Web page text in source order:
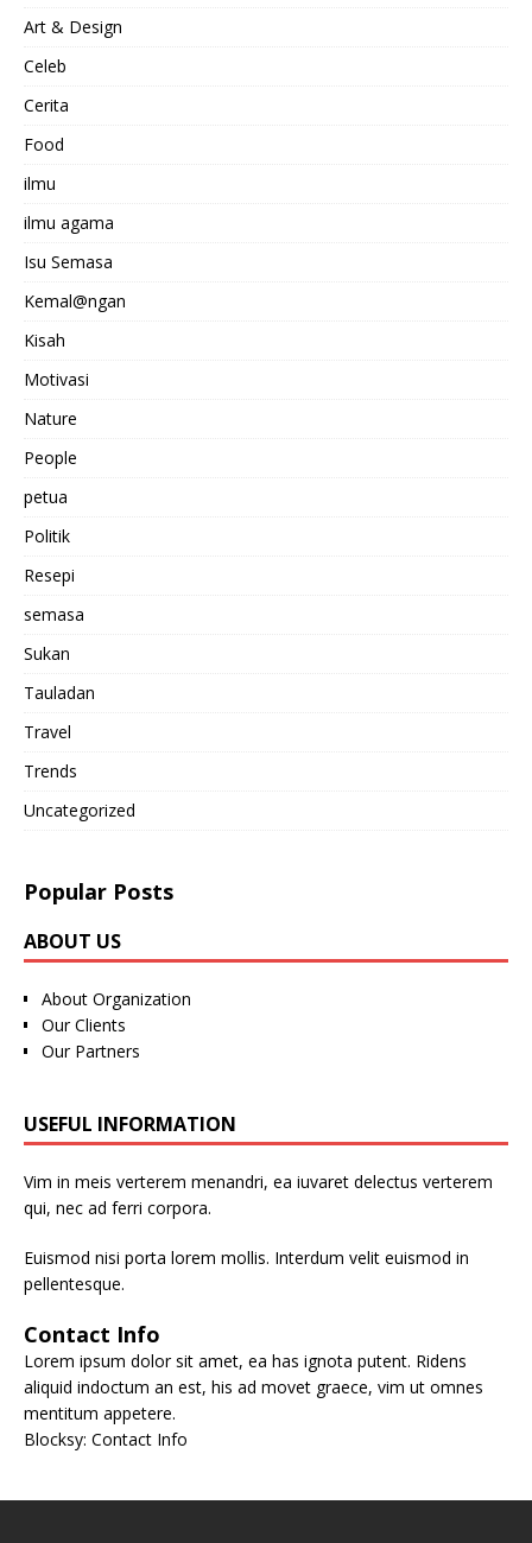
Art & Design
Celeb
Cerita
Food
ilmu
ilmu agama
Isu Semasa
Kemal@ngan
Kisah
Motivasi
Nature
People
petua
Politik
Resepi
semasa
Sukan
Tauladan
Travel
Trends
Uncategorized
Popular Posts
ABOUT US
About Organization
Our Clients
Our Partners
USEFUL INFORMATION
Vim in meis verterem menandri, ea iuvaret delectus verterem
qui, nec ad ferri corpora.
Euismod nisi porta lorem mollis. Interdum velit euismod in
pellentesque.
Contact Info
Lorem ipsum dolor sit amet, ea has ignota putent. Ridens
aliquid indoctum an est, his ad movet graece, vim ut omnes
mentitum appetere.
Blocksy: Contact Info